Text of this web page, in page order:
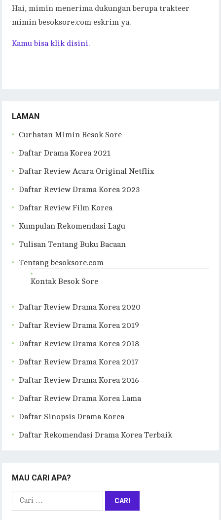
Hai, mimin menerima dukungan berupa trakteer
mimin besoksore.com eskrim ya.
Kamu bisa klik disini.
LAMAN
Curhatan Mimin Besok Sore
Daftar Drama Korea 2021
Daftar Review Acara Original Netflix
Daftar Review Drama Korea 2023
Daftar Review Film Korea
Kumpulan Rekomendasi Lagu
Tulisan Tentang Buku Bacaan
Tentang besoksore.com
Kontak Besok Sore
Daftar Review Drama Korea 2020
Daftar Review Drama Korea 2019
Daftar Review Drama Korea 2018
Daftar Review Drama Korea 2017
Daftar Review Drama Korea 2016
Daftar Review Drama Korea Lama
Daftar Sinopsis Drama Korea
Daftar Rekomendasi Drama Korea Terbaik
MAU CARI APA?
Cari